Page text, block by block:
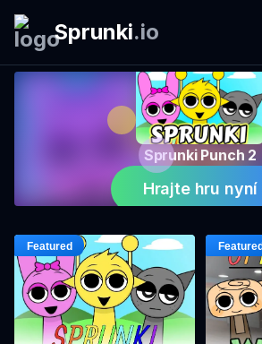
Sprunki.io
Sprunki Punch 2
Hrajte hru nyní